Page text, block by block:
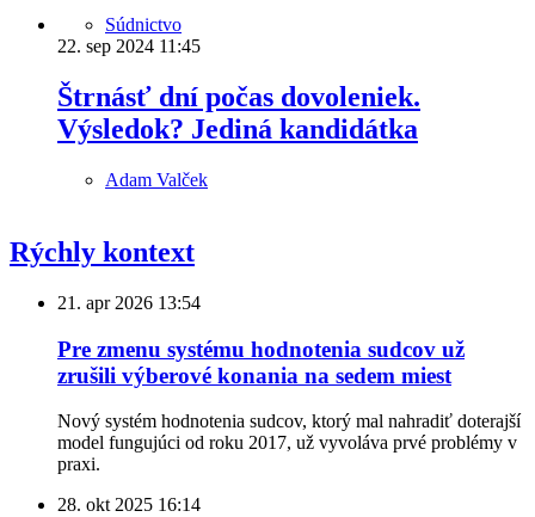
Súdnictvo
22. sep 2024 11:45
Štrnásť dní počas dovoleniek.
Výsledok? Jediná kandidátka
Adam Valček
Rýchly kontext
21. apr 2026 13:54
Pre zmenu systému hodnotenia sudcov už
zrušili výberové konania na sedem miest
Nový systém hodnotenia sudcov, ktorý mal nahradiť doterajší
model fungujúci od roku 2017, už vyvoláva prvé problémy v
praxi.
28. okt 2025 16:14